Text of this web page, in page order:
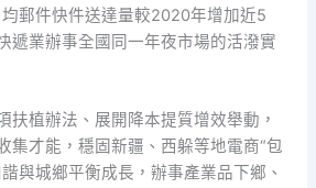
郵件快件送達量較2020年增加近5
遞業辦事全國同一年夜市場的活潑實
扶植辦法、展開降本提質增效舉動，
集才能，穩固新疆、西躲等地電商“包
與城鄉平衡成長，辦事產業品下鄉、